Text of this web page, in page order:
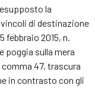
la
di destinazione
febbraio 2015, n.
poggia sulla mera
47, trascura
in contrasto con gli